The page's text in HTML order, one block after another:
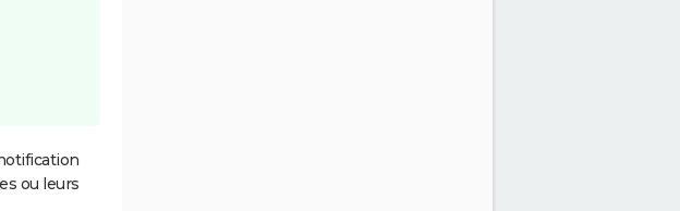
ou leurs